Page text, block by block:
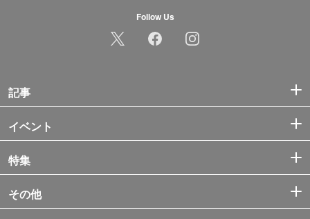
Follow Us
記事
イベント
特集
その他